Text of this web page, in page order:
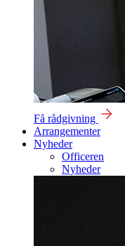
Få rådgivning
Arrangementer
Nyheder
Officeren
Nyheder